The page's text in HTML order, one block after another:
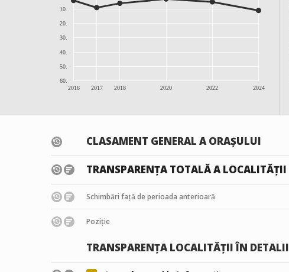
2016 2017 2018 2020 2022 2024
10.
20.
30.
40.
50.
60.
CLASAMENT GENERAL A ORAȘULUI
TRANSPARENȚA TOTALĂ A LOCALITĂȚII
Schimbări față de perioada anterioară
Poziție
TRANSPARENȚA LOCALITĂȚII ÎN DETALII